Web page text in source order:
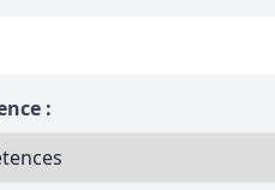
en copropriété
terrains agricoles,
: